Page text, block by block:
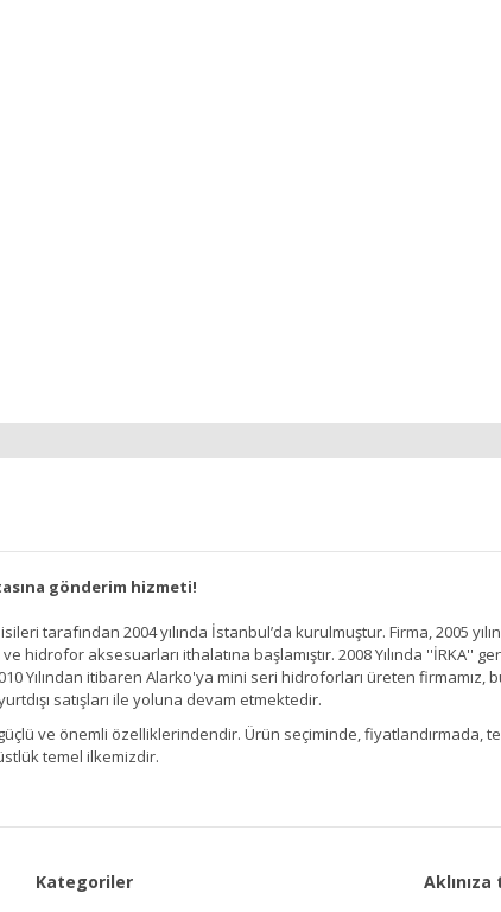
gönderim hizmeti!
tarafından 2004 yılında İstanbul’da kurulmuştur. Firma, 2005
hidrofor aksesuarları ithalatına başlamıştır. 2008 Yılında ''İRKA''
Yılından itibaren Alarko'ya mini seri hidroforları üreten firmamız,
satışları ile yoluna devam etmektedir.
ve önemli özelliklerindendir. Ürün seçiminde, fiyatlandırmada,
temel ilkemizdir.
Kategoriler